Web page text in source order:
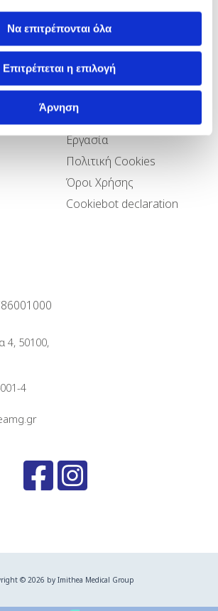
Να επιτρέπονται όλα
Επιτρέπεται η επιλογή
Άρνηση
Όροι και Πολιτικές
Πολιτική Προστασίας
Προσωπικών Δεδομένων
Ποιότητα και Ασφάλεια
Πολιτική για την Βία και
την Παρενόχληση στην
Εργασία
Πολιτική Cookies
Όροι Χρήσης
Cookiebot declaration
4, 50100,
4
© 2026 by Imithea Medical Group